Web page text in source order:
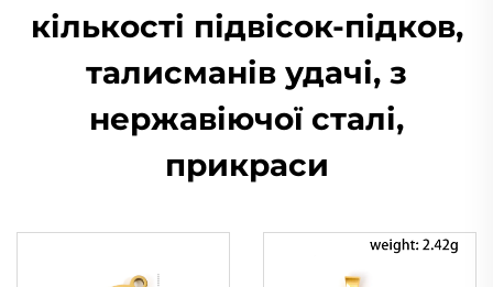
кількості підвісок-підков,
талисманів удачі, з
нержавіючої сталі,
прикраси